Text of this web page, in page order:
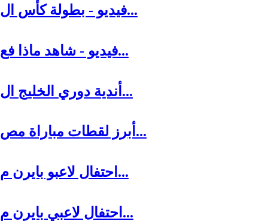
فيديو - بطولة كأس ال...
فيديو - شاهد ماذا فع...
أندية دوري الخليج ال...
أبرز لقطات مباراة مص...
احتفال لاعبو بايرن م...
احتفال لاعبي بايرن م...